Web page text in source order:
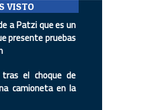
VISTO
a Patzi que es un
presente pruebas
el choque de
camioneta en la